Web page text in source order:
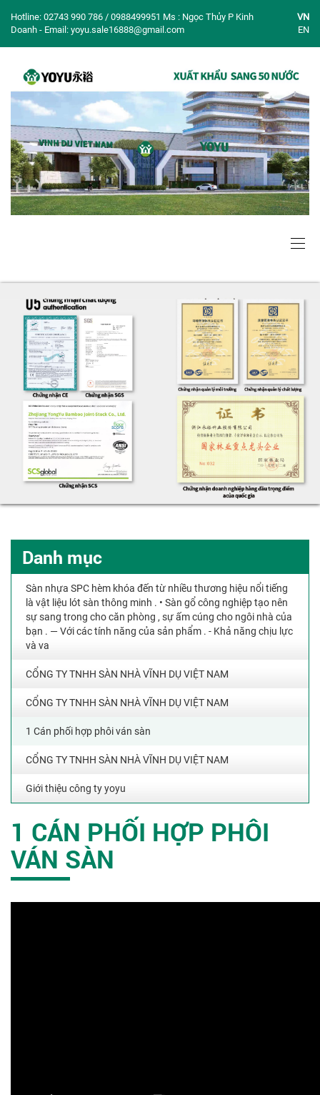
Hotline: 02743 990 786 / 0988499951 Ms : Ngọc Thủy P Kinh
Doanh - Email: yoyu.sale16888@gmail.com
VN
EN
Danh mục
Sàn nhựa SPC hèm khóa đến từ nhiều thương hiệu nổi tiếng
là vật liệu lót sàn thông minh . • Sàn gổ công nghiệp tạo nên
sự sang trong cho căn phòng , sự ấm cúng cho ngôi nhà của
bạn . — Với các tính năng của sản phẩm . - Khả năng chịu lực
và va
CỔNG TY TNHH SÀN NHÀ VĨNH DỤ VIỆT NAM
CỔNG TY TNHH SÀN NHÀ VĨNH DỤ VIỆT NAM
1 Cán phối hợp phôi ván sàn
CỔNG TY TNHH SÀN NHÀ VĨNH DỤ VIỆT NAM
Giới thiệu công ty yoyu
1 CÁN PHỐI HỢP PHÔI
VÁN SÀN